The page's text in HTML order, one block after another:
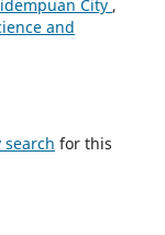
City ,
and
for this